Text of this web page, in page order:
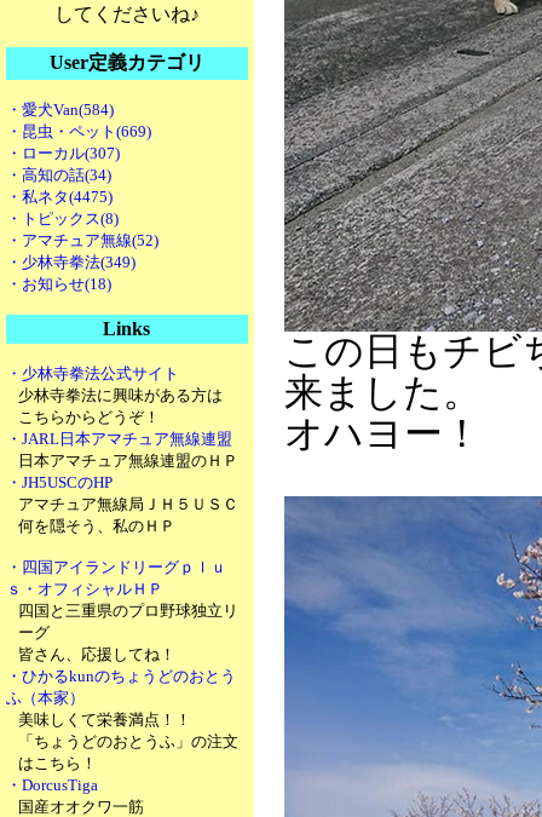
してくださいね♪
User定義カテゴリ
・愛犬Van(584)
・昆虫・ペット(669)
・ローカル(307)
・高知の話(34)
・私ネタ(4475)
・トピックス(8)
・アマチュア無線(52)
・少林寺拳法(349)
・お知らせ(18)
Links
・少林寺拳法公式サイト
少林寺拳法に興味がある方は
こちらからどうぞ！
・JARL日本アマチュア無線連盟
日本アマチュア無線連盟のＨＰ
・JH5USCのHP
アマチュア無線局ＪＨ５ＵＳＣ
何を隠そう、私のＨＰ
・四国アイランドリーグｐｌｕ
ｓ・オフィシャルＨＰ
四国と三重県のプロ野球独立リ
ーグ
皆さん、応援してね！
・ひかるkunのちょうどのおとう
ふ（本家）
美味しくて栄養満点！！
「ちょうどのおとうふ」の注文
はこちら！
・DorcusTiga
国産オオクワ一筋
この日もチビ
来ました。
オハヨー！